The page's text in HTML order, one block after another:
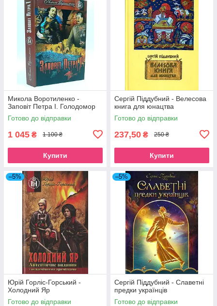
Микола Воротиленко -
Заповіт Петра І. Голодомор
Готово до відправки
1 045 ₴ 1 100 ₴
Купити
Сергій Піддубний - Велесова
книга для юнацтва
Готово до відправки
237,50 ₴ 250 ₴
Купити
–5%
Юрій Горліс-Горський -
Холодний Яр
Готово до відправки
–5%
Сергій Піддубний - Славетні
предки українців
Готово до відправки